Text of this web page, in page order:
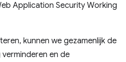
Application Security Working
kunnen we gezamenlijk de
en de